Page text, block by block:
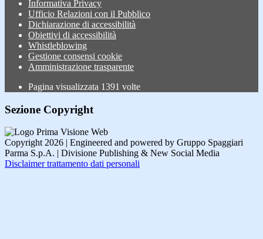
Informativa Privacy
Ufficio Relazioni con il Pubblico
Dichiarazione di accessibilità
Obiettivi di accessibilità
Whistleblowing
Gestione consensi cookie
Amministrazione trasparente
Pagina visualizzata 1391 volte
Sezione Copyright
Copyright 2026 | Engineered and powered by Gruppo Spaggiari
Parma S.p.A. | Divisione Publishing & New Social Media
Disclaimer trattamento dati personali